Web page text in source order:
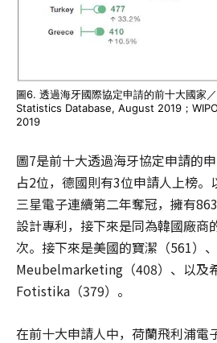
圖6. 透過海牙國際協定申請的前十大國家
Statistics Database, August 2019；
2019
圖7是前十大透過海牙協定申請的
占2位，德國則有3位申請人上榜。
三星電子連續第二年奪冠，擁有
設計專利，接下來是同為韓國廠商
次。接下來是美國的寶潔（561）
Meubelmarketing（408）、以及
Fotistika（379）。
在前十大申請人中，荷蘭飛利浦電